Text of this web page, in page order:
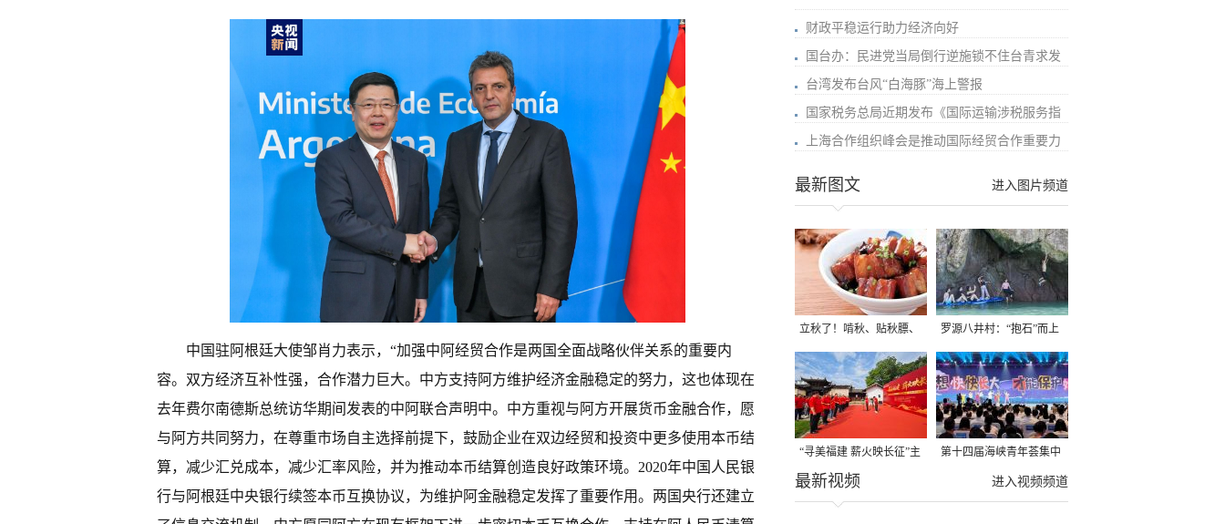
中国驻阿根廷大使邹肖力表示，“加强中阿经贸合作是两国全面战略伙伴关系的重要内
容。双方经济互补性强，合作潜力巨大。中方支持阿方维护经济金融稳定的努力，这也体现在
去年费尔南德斯总统访华期间发表的中阿联合声明中。中方重视与阿方开展货币金融合作，愿
与阿方共同努力，在尊重市场自主选择前提下，鼓励企业在双边经贸和投资中更多使用本币结
算，减少汇兑成本，减少汇率风险，并为推动本币结算创造良好政策环境。2020年中国人民银
行与阿根廷中央银行续签本币互换协议，为维护阿金融稳定发挥了重要作用。两国央行还建立
财政平稳运行助力经济向好
国台办：民进党当局倒行逆施锁不住台青求发
台湾发布台风“白海豚”海上警报
国家税务总局近期发布《国际运输涉税服务指
上海合作组织峰会是推动国际经贸合作重要力
进入图片频道
最新图文
立秋了！啃秋、贴秋膘、
晒秋，福建人这样过才够
味→
罗源八井村：“抱石”而上
“寻美福建 薪火映长征”主
题活动在龙岩长汀启动
第十四届海峡青年荟集中
阶段活动在福州举行
进入视频频道
最新视频